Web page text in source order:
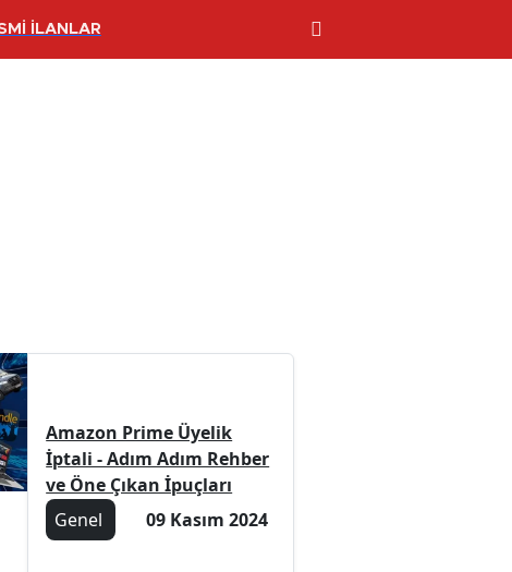
İLANLAR
Amazon Prime Üyelik
İptali - Adım Adım Rehber
ve Öne Çıkan İpuçları
Genel
09 Kasım 2024